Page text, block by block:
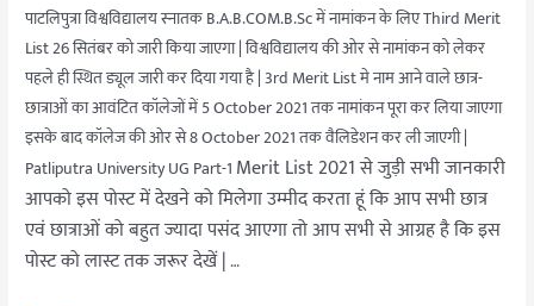
पाटलिपुत्रा विश्वविद्यालय स्नातक B.A.B.COM.B.Sc में नामांकन के लिए Third Merit
List 26 सितंबर को जारी किया जाएगा | विश्वविद्यालय की ओर से नामांकन को लेकर
पहले ही स्थित ड्यूल जारी कर दिया गया है | 3rd Merit List मे नाम आने वाले छात्र-
छात्राओं का आवंटित कॉलेजों में 5 October 2021 तक नामांकन पूरा कर लिया जाएगा
इसके बाद कॉलेज की ओर से 8 October 2021 तक वैलिडेशन कर ली जाएगी |
Patliputra University UG Part-1 Merit List 2021 से जुड़ी सभी जानकारी
आपको इस पोस्ट में देखने को मिलेगा उम्मीद करता हूं कि आप सभी छात्र
एवं छात्राओं को बहुत ज्यादा पसंद आएगा तो आप सभी से आग्रह है कि इस
पोस्ट को लास्ट तक जरूर देखें | …
Admision
Date
2021
Admision
Date
2021